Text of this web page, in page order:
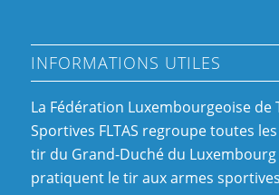
INFORMATIONS UTILES
La Fédération Luxembourgeoise de
Sportives FLTAS regroupe toutes
tir du Grand-Duché du
pratiquent le tir aux armes